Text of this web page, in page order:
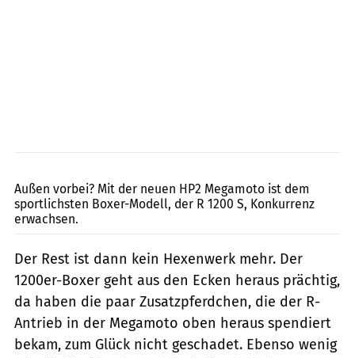
Außen vorbei? Mit der neuen HP2 Megamoto ist dem
sportlichsten Boxer-Modell, der R 1200 S, Konkurrenz
erwachsen.
Der Rest ist dann kein Hexenwerk mehr. Der
1200er-Boxer geht aus den Ecken heraus prächtig,
da haben die paar Zusatzpferdchen, die der R-
Antrieb in der Megamoto oben heraus spendiert
bekam, zum Glück nicht geschadet. Ebenso wenig